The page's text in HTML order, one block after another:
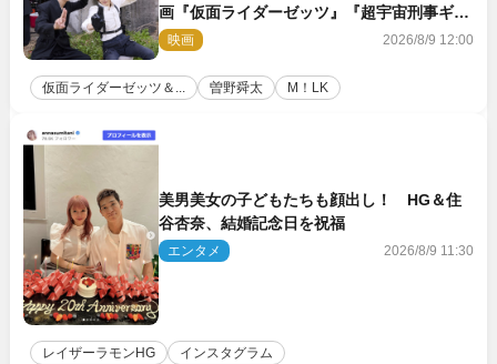
画『仮面ライダーゼッツ』『超宇宙刑事ギャ
バン インフィニティ』オフショット到着
映画 2026/8/9 12:00
仮面ライダーゼッツ＆... 曽野舜太 M！LK
美男美女の子どもたちも顔出し！ HG＆住
谷杏奈、結婚記念日を祝福
エンタメ 2026/8/9 11:30
レイザーラモンHG インスタグラム